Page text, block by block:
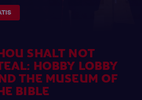
SHALT NOT
HOBBY LOBBY
THE MUSEUM OF
BIBLE